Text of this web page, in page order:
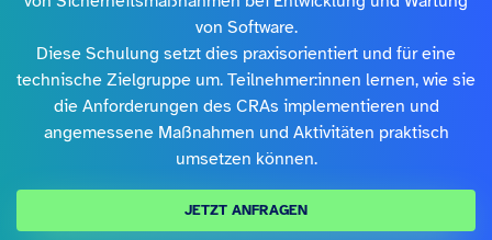
von Software.
Diese Schulung setzt dies praxisorientiert und für eine
technische Zielgruppe um. Teilnehmer:innen lernen, wie sie
die Anforderungen des CRAs implementieren und
angemessene Maßnahmen und Aktivitäten praktisch
umsetzen können.
JETZT ANFRAGEN